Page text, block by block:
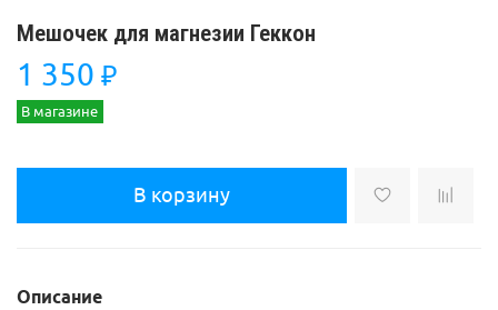
Мешочек для магнезии Геккон
1 350 ₽
В магазине
В корзину
Описание